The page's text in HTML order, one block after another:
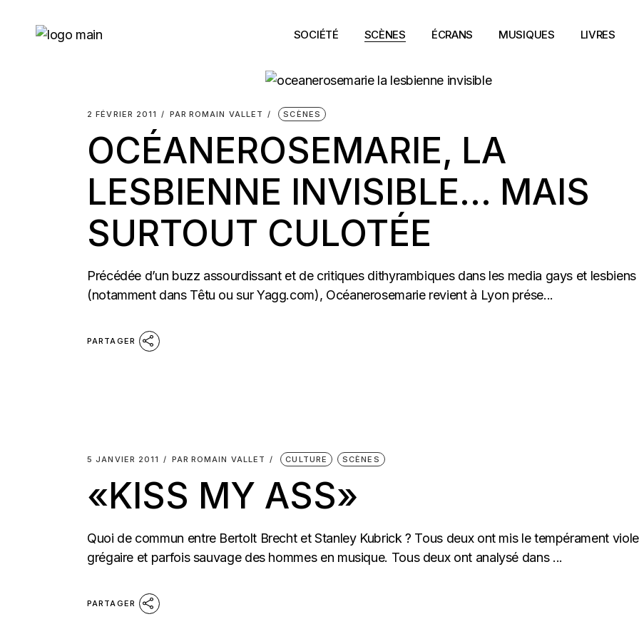
SOCIÉTÉ SCÈNES ÉCRANS MUSIQUES LIVRES
2 FÉVRIER 2011 PAR ROMAIN VALLET SCÈNES
OCÉANEROSEMARIE, LA
LESBIENNE INVISIBLE… MAIS
SURTOUT CULOTÉE
Précédée d’un buzz assourdissant et de critiques dithyrambiques dans les media gays et lesbiens
(notamment dans Têtu ou sur Yagg.com), Océanerosemarie revient à Lyon prése...
PARTAGER
5 JANVIER 2011 PAR ROMAIN VALLET CULTURE SCÈNES
«KISS MY ASS»
Quoi de commun entre Bertolt Brecht et Stanley Kubrick ? Tous deux ont mis le tempérament
grégaire et parfois sauvage des hommes en musique. Tous deux ont analysé dans ...
PARTAGER